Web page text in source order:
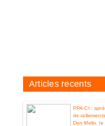
Articles recents
PPA-CI :
de
Don Mello, le